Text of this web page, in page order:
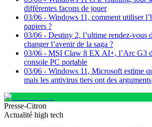
différentes façons de jouer
03/06 - Windows 11, comment utiliser
papiers ?
03/06 - Destiny 2, l’ultime rendez-vous
changer l’avenir de la saga ?
03/06 - MSI Claw 8 EX AI+, l’Arc G3
console PC portable
03/06 - Windows 11, Microsoft estime
mais les antivirus tiers ont des arguments
Presse-Citron
Actualité high tech